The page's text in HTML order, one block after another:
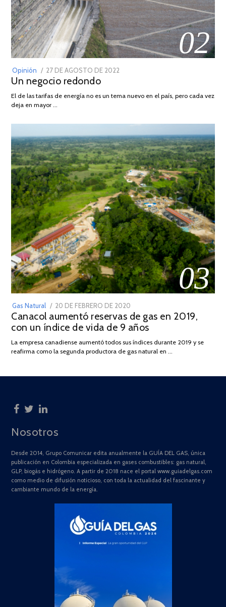
02
Opinión
POSTED
ON
27 DE AGOSTO DE 2022
DE
Un negocio redondo
El de las tarifas de energía no es un tema nuevo en el país, pero cada vez
deja en mayor …
03
Gas Natural
POSTED
ON
20 DE FEBRERO DE 2020
DE
JULIO
2025
Canacol aumentó reservas de gas en 2019,
con un índice de vida de 9 años
La empresa canadiense aumentó todos sus índices durante 2019 y se
reafirma como la segunda productora de gas natural en …
Nosotros
Desde 2014, Grupo Comunicar edita anualmente la GUÍA DEL GAS, única
publicación en Colombia especializada en gases combustibles: gas natural,
GLP, biogás e hidrógeno. A partir de 2018 nace el portal www.guiadelgas.com
como medio de difusión noticioso, con toda la actualidad del fascinante y
cambiante mundo de la energía.